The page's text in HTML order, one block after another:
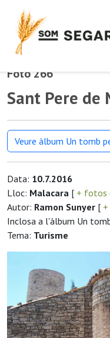
Foto 266
Sant Pere de
Veure àlbum Un tomb
Data: 10.7.2016
Lloc: Malacara [ + fotos
Autor: Ramon Sunyer [
Inclosa a l'àlbum Un
Tema: Turisme